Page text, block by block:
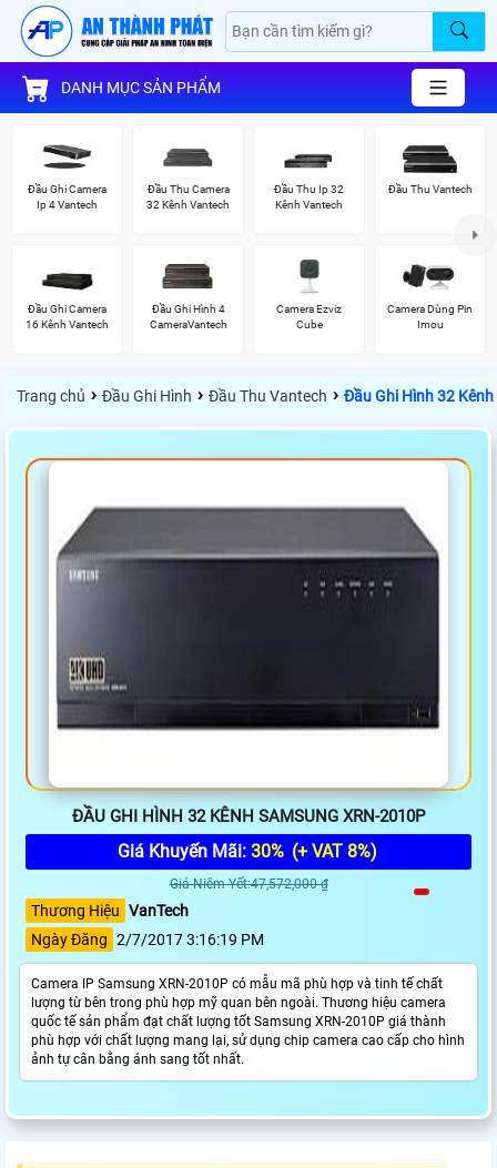
DANH MỤC SẢN PHẨM
Đầu Ghi Camera
Ip 4 Vantech
Đầu Thu Camera
32 Kênh Vantech
Đầu Thu Ip 32
Kênh Vantech
Đầu Thu Vantech
Đầu Ghi Camera
16 Kênh Vantech
Đầu Ghi Hình 4
CameraVantech
Camera Ezviz
Cube
Camera Dùng Pin
Imou
Trang chủ › Đầu Ghi Hình › Đầu Thu Vantech › Đầu Ghi Hình 32
ĐẦU GHI HÌNH 32 KÊNH SAMSUNG XRN-2010P
Giá Khuyến Mãi: 30% (+ VAT 8%)
Giá Niêm Yết:47,572,000 ₫
Thương Hiệu VanTech
Ngày Đăng 2/7/2017 3:16:19 PM
Camera IP Samsung XRN-2010P có mẫu mã phù hợp và tinh tế chất
lượng từ bên trong phù hợp mỹ quan bên ngoài. Thương hiệu camera
quốc tế sản phẩm đạt chất lượng tốt Samsung XRN-2010P giá thành
phù hợp với chất lượng mang lại, sử dụng chip camera cao cấp cho hình
ảnh tự cân bằng ánh sang tốt nhất.